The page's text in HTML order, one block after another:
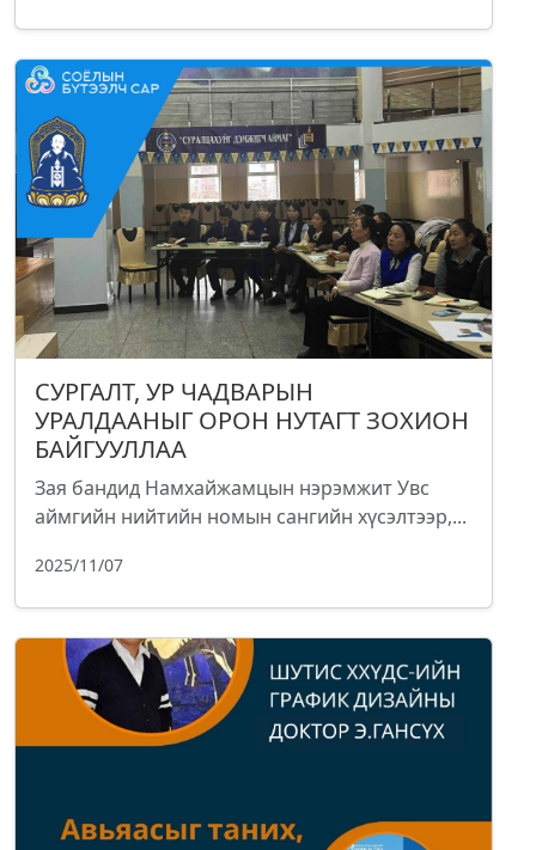
СУРГАЛТ, УР ЧАДВАРЫН
УРАЛДААНЫГ ОРОН НУТАГТ ЗОХИОН
БАЙГУУЛЛАА
Зая бандид Намхайжамцын нэрэмжит Увс
аймгийн нийтийн номын сангийн хүсэлтээр,...
2025/11/07